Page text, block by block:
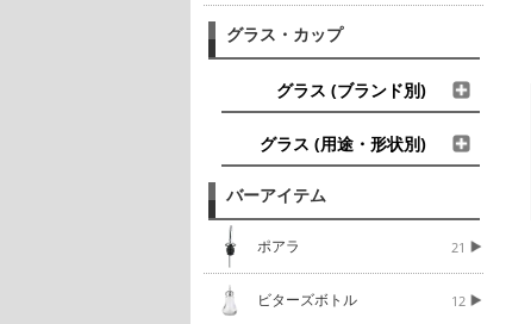
グラス・カップ
グラス (ブランド別)
グラス (用途・形状別)
バーアイテム
ポアラ 21
ビターズボトル 12